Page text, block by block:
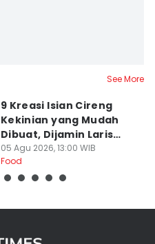
See More
9 Kreasi Isian Cireng
Kekinian yang Mudah
Dibuat, Dijamin Laris
untuk Jualan
05 Agu 2026, 13:00 WIB
Food